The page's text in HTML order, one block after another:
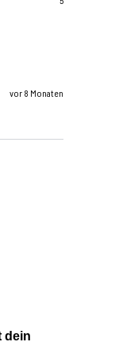
vor 8 Monaten
dein